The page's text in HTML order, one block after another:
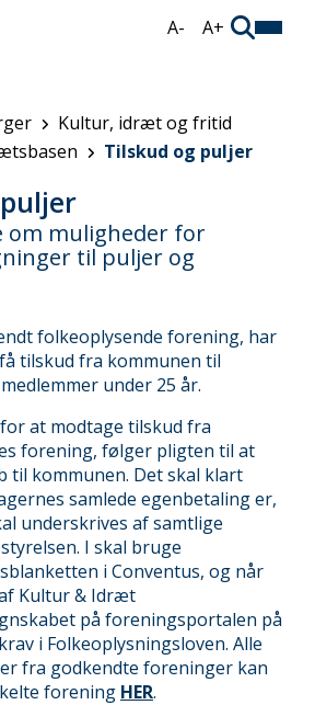
A- A+
Kultur, idræt og fritid
Tilskud og puljer
om muligheder for
til puljer og
folkeoplysende forening, har
tilskud fra kommunen til
under 25 år.
at modtage tilskud fra
forening, følger pligten til at
til kommunen. Det skal klart
samlede egenbetaling er,
underskrives af samtlige
I skal bruge
i Conventus, og når
Kultur & Idræt
på foreningsportalen på
i Folkeoplysningsloven. Alle
fra godkendte foreninger kan
forening HER.